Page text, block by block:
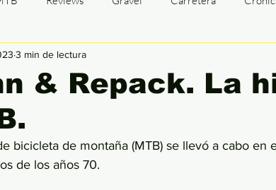
& Repack. La
3 min de lectura
bicicleta de montaña (MTB) se llevó a cabo en
de los años 70.